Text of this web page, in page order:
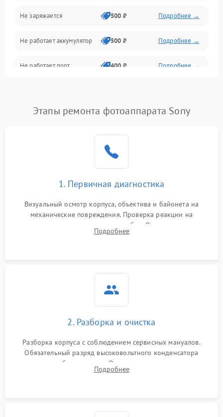
Объективы
Программные сбои
Коммуникации и интерфейсы
Не заряжается 500 ₽ Подробнее →
Не работает аккумулятор 500 ₽ Подробнее →
Не работает порт 400 ₽ Подробнее →
Этапы ремонта фотоаппарата Sony
1. Первичная диагностика
Визуальный осмотр корпуса, объектива и байонета на
механические повреждения. Проверка реакции на
включение, считывание кодов ошибок. Оценка состояния
матрицы и затвора, проверка работы автофокуса и вспышки.
Подробнее
2. Разборка и очистка
Разборка корпуса с соблюдением сервисных мануалов.
Обязательный разряд высоковольтного конденсатора
вспышки для безопасности. Очистка внутренних узлов от
пыли, песка и следов влаги с помощью спецсредств.
Подробнее